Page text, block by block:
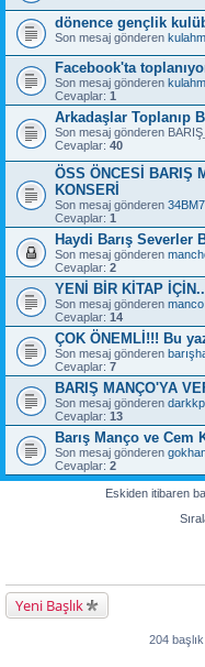
dönence gençlik
Son mesaj gönderen
Facebook'ta
Son mesaj gönderen
Cevaplar: 1
Arkadaşlar Toplanıp
Son mesaj gönderen
Cevaplar: 40
ÖSS ÖNCESİ BARIŞ
KONSERİ
Son mesaj gönderen
Cevaplar: 1
Haydi Barış Severler
Son mesaj gönderen
Cevaplar: 2
YENİ BİR KİTAP
Son mesaj gönderen manco
Cevaplar: 14
ÇOK ÖNEMLİ!!! Bu
Son mesaj gönderen
Cevaplar: 7
BARIŞ MANÇO'YA
Son mesaj gönderen
Cevaplar: 13
Barış Manço ve Cem
Son mesaj gönderen
Cevaplar: 2
Eskiden itibaren
Yeni Başlık
204 başlık